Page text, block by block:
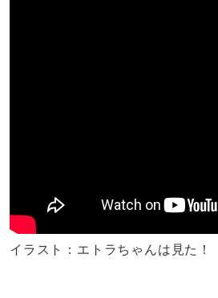
イラスト：エトラちゃんは見た！